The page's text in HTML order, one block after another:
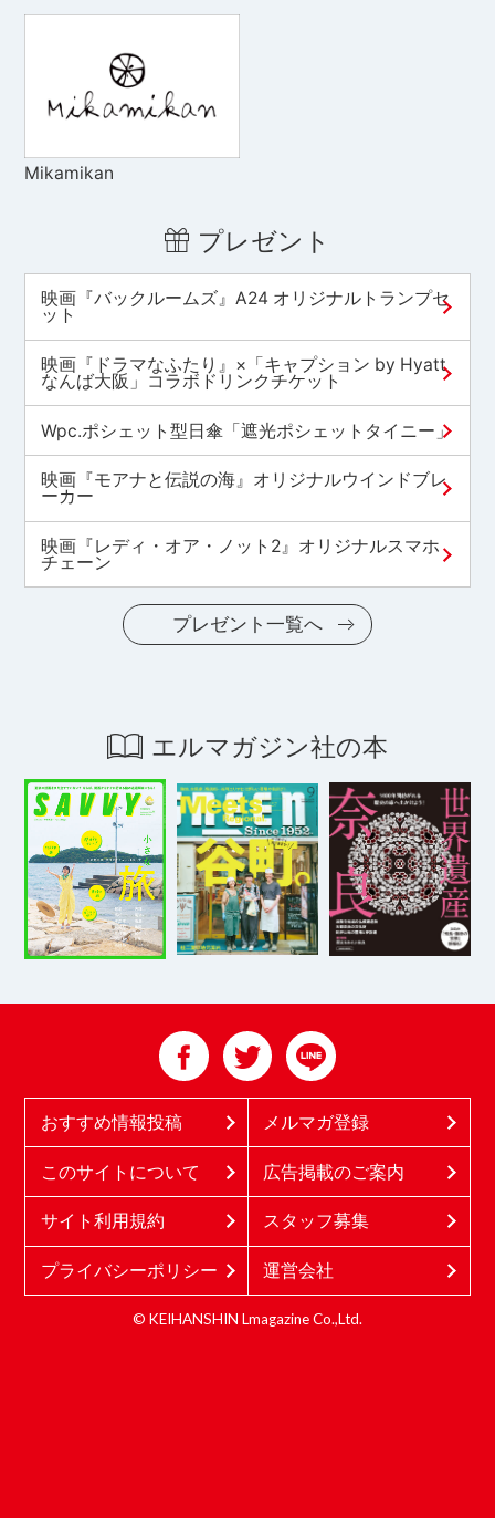
Mikamikan
プレゼント
映画『バックルームズ』A24 オリジナルトランプセ
ット
映画『ドラマなふたり』×「キャプション by Hyatt
なんば大阪」コラボドリンクチケット
Wpc.ポシェット型日傘「遮光ポシェットタイニー」
映画『モアナと伝説の海』オリジナルウインドブレ
ーカー
映画『レディ・オア・ノット2』オリジナルスマホ
チェーン
プレゼント一覧へ
エルマガジン社の本
おすすめ情報投稿 メルマガ登録
このサイトについて 広告掲載のご案内
サイト利用規約 スタッフ募集
プライバシーポリシー 運営会社
© KEIHANSHIN Lmagazine Co.,Ltd.